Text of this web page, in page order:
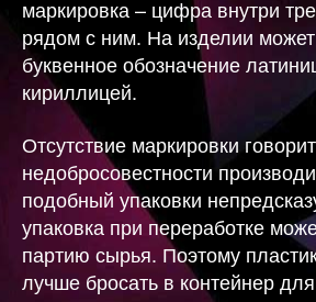
маркировка – цифра внутри
рядом с ним. На изделии может
буквенное обозначение
кириллицей.
Отсутствие маркировки
недобросовестности
подобный упаковки
упаковка при переработке
партию сырья. Поэтому
лучше бросать в контейнер